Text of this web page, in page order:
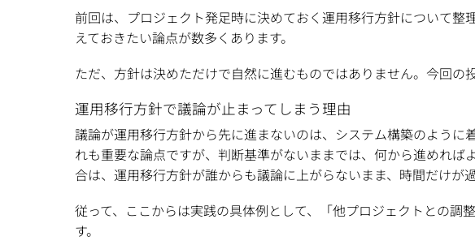
前回は、プロジェクト発足時に決めておく運用移行方針について
えておきたい論点が数多くあります。
ただ、方針は決めただけで自然に進むものではありません。今回の
運用移行方針で議論が止まってしまう理由
議論が運用移行方針から先に進まないのは、システム構築のよう
れも重要な論点ですが、判断基準がないままでは、何から進めれ
合は、運用移行方針が誰からも議論に上がらないまま、時間だけが
従って、ここからは実践の具体例として、「他プロジェクトとの
す。